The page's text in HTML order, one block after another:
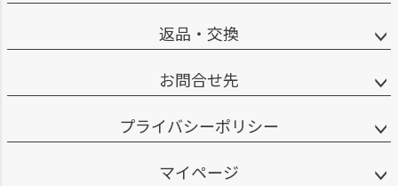
返品・交換
お問合せ先
プライバシーポリシー
マイページ